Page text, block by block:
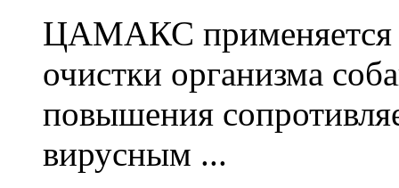
ЦАМАКС применяется
очистки организма
повышения
вирусным ...